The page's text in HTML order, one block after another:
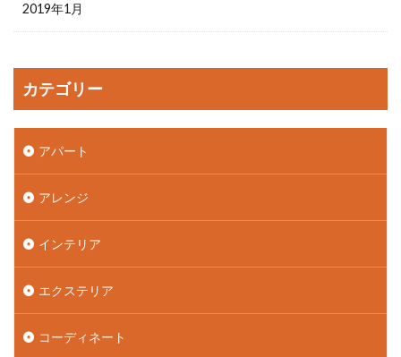
2019年1月
カテゴリー
アパート
アレンジ
インテリア
エクステリア
コーディネート